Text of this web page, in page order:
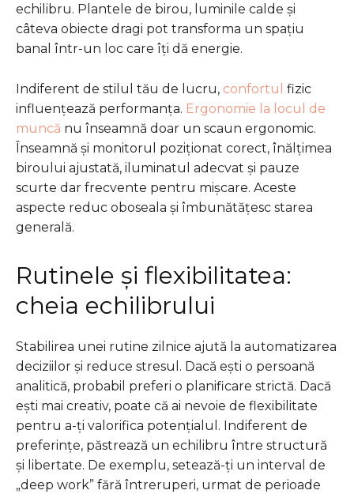
echilibru. Plantele de birou, luminile calde și
câteva obiecte dragi pot transforma un spațiu
banal într-un loc care îți dă energie.
Indiferent de stilul tău de lucru, confortul fizic
influențează performanța. Ergonomie la locul de
muncă nu înseamnă doar un scaun ergonomic.
Înseamnă și monitorul poziționat corect, înălțimea
biroului ajustată, iluminatul adecvat și pauze
scurte dar frecvente pentru mișcare. Aceste
aspecte reduc oboseala și îmbunătățesc starea
generală.
Rutinele și flexibilitatea:
cheia echilibrului
Stabilirea unei rutine zilnice ajută la automatizarea
deciziilor și reduce stresul. Dacă ești o persoană
analitică, probabil preferi o planificare strictă. Dacă
ești mai creativ, poate că ai nevoie de flexibilitate
pentru a-ți valorifica potențialul. Indiferent de
preferințe, păstrează un echilibru între structură
și libertate. De exemplu, setează-ți un interval de
„deep work” fără întreruperi, urmat de perioade